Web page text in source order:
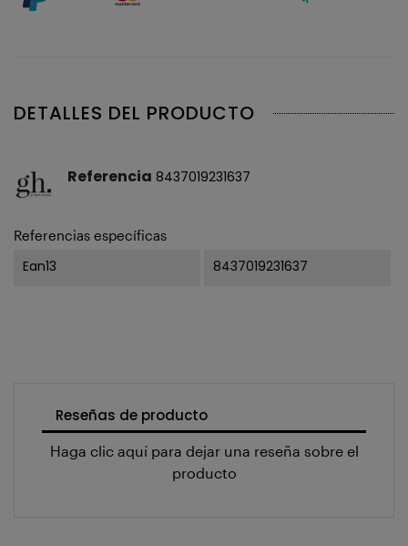
DETALLES DEL PRODUCTO
Referencia 8437019231637
Referencias específicas
Ean13 8437019231637
Reseñas de producto
Haga clic aquí para dejar una reseña sobre el
producto